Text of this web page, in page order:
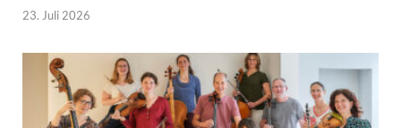
23. Juli 2026